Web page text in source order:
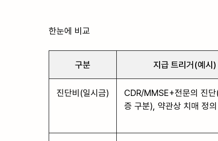
한눈에 비교
구분 지급 트리거(예시)
진단비(일시금)
CDR/MMSE+전문의 진
증 구분), 약관상 치매 정